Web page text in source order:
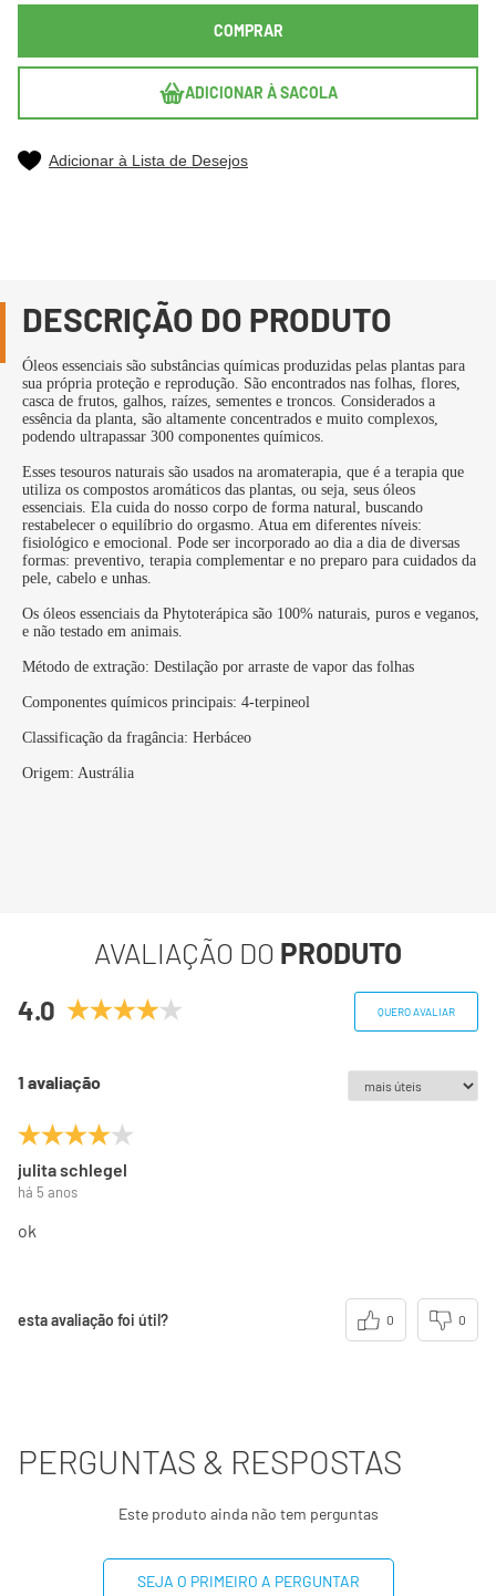
COMPRAR
ADICIONAR À SACOLA
Adicionar à Lista de Desejos
DESCRIÇÃO DO PRODUTO
Óleos essenciais são substâncias químicas produzidas pelas plantas para
sua própria proteção e reprodução. São encontrados nas folhas, flores,
casca de frutos, galhos, raízes, sementes e troncos. Considerados a
essência da planta, são altamente concentrados e muito complexos,
podendo ultrapassar 300 componentes químicos.
Esses tesouros naturais são usados na aromaterapia, que é a terapia que
utiliza os compostos aromáticos das plantas, ou seja, seus óleos
essenciais. Ela cuida do nosso corpo de forma natural, buscando
restabelecer o equilíbrio do orgasmo. Atua em diferentes níveis:
fisiológico e emocional. Pode ser incorporado ao dia a dia de diversas
formas: preventivo, terapia complementar e no preparo para cuidados da
pele, cabelo e unhas.
Os óleos essenciais da Phytoterápica são 100% naturais, puros e veganos,
e não testado em animais.
Método de extração: Destilação por arraste de vapor das folhas
Componentes químicos principais: 4-terpineol
Classificação da fragância: Herbáceo
Origem: Austrália
AVALIAÇÃO DO PRODUTO
4.0 QUERO AVALIAR
1 avaliação
julita schlegel
há 5 anos
ok
esta avaliação foi útil? 0 0
PERGUNTAS & RESPOSTAS
Este produto ainda não tem perguntas
SEJA O PRIMEIRO A PERGUNTAR